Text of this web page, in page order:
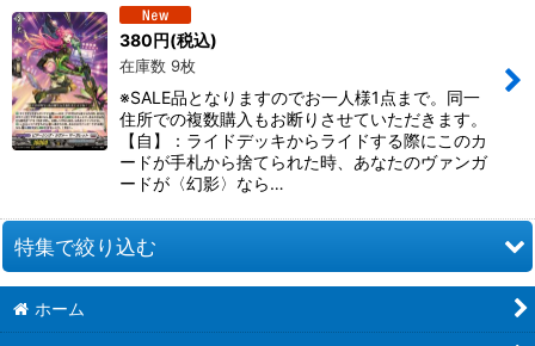
380円(税込)
在庫数 9枚
※SALE品となりますのでお一人様1点まで。同一
住所での複数購入もお断りさせていただきます。
【自】：ライドデッキからライドする際にこのカ
ードが手札から捨てられた時、あなたのヴァンガ
ードが〈幻影〉なら…
特集で絞り込む
幻真覚醒
ホーム